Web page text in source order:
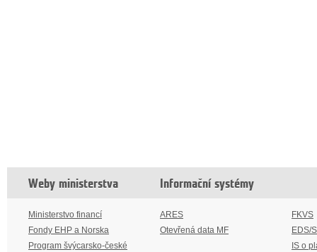
Weby ministerstva
Ministerstvo financí
Fondy EHP a Norska
Program švýcarsko-české
Informační systémy
ARES
Otevřená data MF
FKVS
EDS/
IS o